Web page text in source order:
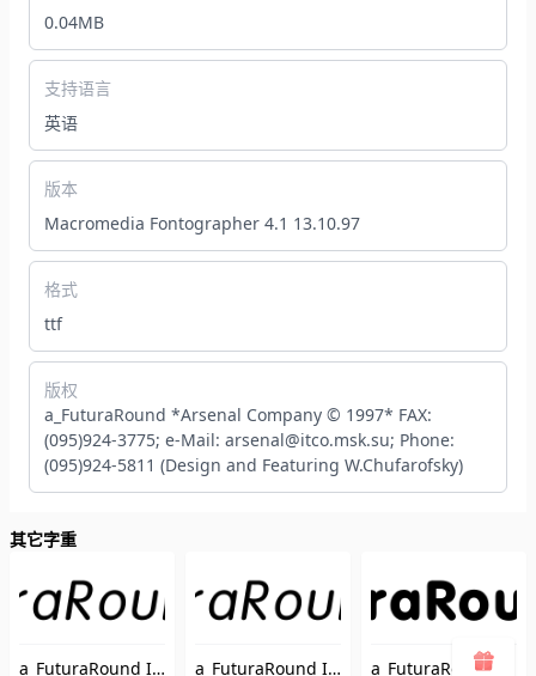
0.04MB
支持语言
英语
版本
Macromedia Fontographer 4.1 13.10.97
格式
ttf
版权
a_FuturaRound *Arsenal Company © 1997* FAX:
(095)924-3775; e-Mail: arsenal@itco.msk.su; Phone:
(095)924-5811 (Design and Featuring W.Chufarofsky)
其它字重
a_FuturaRound Italic （AFuturaRoundItalic）
a_FuturaRound Italic （AFuturaRoundItalic）